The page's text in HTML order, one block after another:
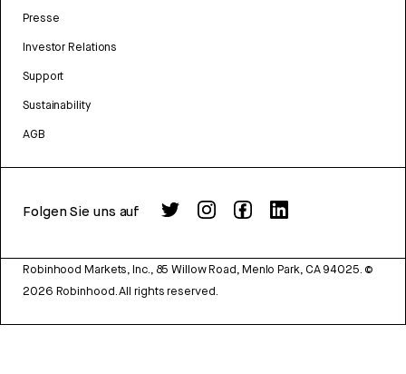
Presse
Investor Relations
Support
Sustainability
AGB
Folgen Sie uns auf
Robinhood Markets, Inc., 85 Willow Road, Menlo Park, CA 94025. ©
2026 Robinhood. All rights reserved.